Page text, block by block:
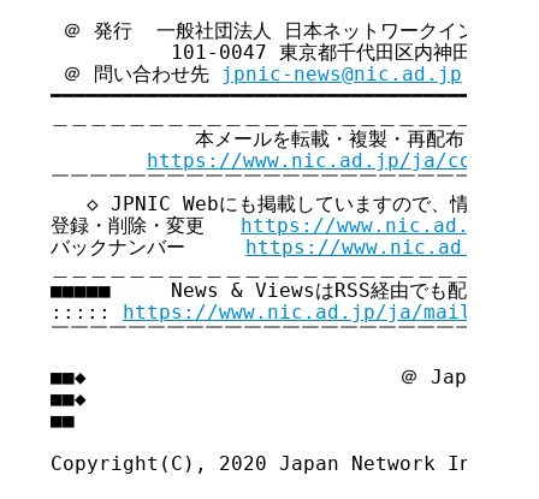
＠ 発行  一般社団法人 日本ネットワークインフォメ
101-0047 東京都千代田区内神田3-6-2
＠ 問い合わせ先
jpnic-news@nic.ad.jp
━━━━━━━━━━━━━━━━━━━━━━━━━━━━━━━━━━━
本メールを転載・複製・再配布・引用
https://www.nic.ad.jp/ja/
￣￣￣￣￣￣￣￣￣￣￣￣￣￣￣￣￣￣￣￣￣￣￣￣
◇ JPNIC Webにも掲載していますので、情報共有
登録・削除・変更 https://www.nic.ad.jp/ja/
バックナンバー https://www.nic.ad.jp/ja/
■■■■■     News & ViewsはRSS経由でも配信し
::::: https://www.nic.ad.jp/ja/
￣￣￣￣￣￣￣￣￣￣￣￣￣￣￣￣￣￣￣￣￣￣￣￣
■■◆                          ＠ Japan
■■◆
■■
Copyright(C), 2020 Japan Network